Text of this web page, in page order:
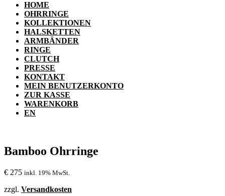
HOME
OHRRINGE
KOLLEKTIONEN
HALSKETTEN
ARMBÄNDER
RINGE
CLUTCH
PRESSE
KONTAKT
MEIN BENUTZERKONTO
ZUR KASSE
WARENKORB
EN
Bamboo Ohrringe
€ 275 inkl. 19% MwSt.
zzgl. Versandkosten